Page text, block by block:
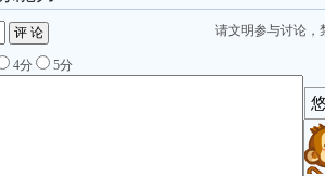
请文明参与讨论，
4分 5分